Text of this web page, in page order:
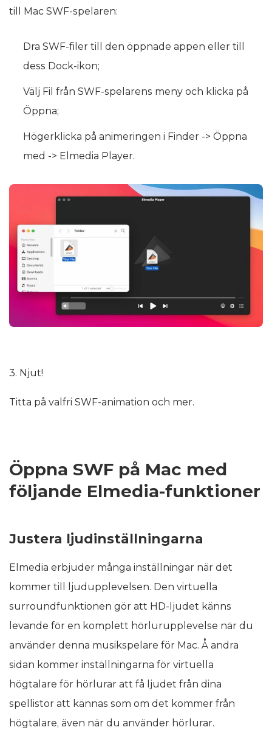
till Mac SWF-spelaren:
Dra SWF-filer till den öppnade appen eller till
dess Dock-ikon;
Välj Fil från SWF-spelarens meny och klicka på
Öppna;
Högerklicka på animeringen i Finder -> Öppna
med -> Elmedia Player.
3. Njut!
Titta på valfri SWF-animation och mer.
Öppna SWF på Mac med
följande Elmedia-funktioner
Justera ljudinställningarna
Elmedia erbjuder många inställningar när det
kommer till ljudupplevelsen. Den virtuella
surroundfunktionen gör att HD-ljudet känns
levande för en komplett hörlurupplevelse när du
använder denna musikspelare för Mac. Å andra
sidan kommer inställningarna för virtuella
högtalare för hörlurar att få ljudet från dina
spellistor att kännas som om det kommer från
högtalare, även när du använder hörlurar.